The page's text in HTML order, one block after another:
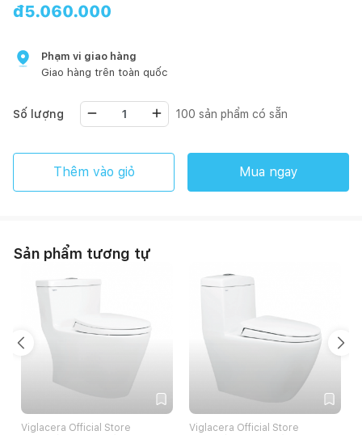
đ5.060.000
Phạm vi giao hàng
Giao hàng trên toàn quốc
Số lượng 100 sản phẩm có sẵn
Thêm vào giỏ Mua ngay
Sản phẩm tương tự
Viglacera Official Store Viglacera Official Store